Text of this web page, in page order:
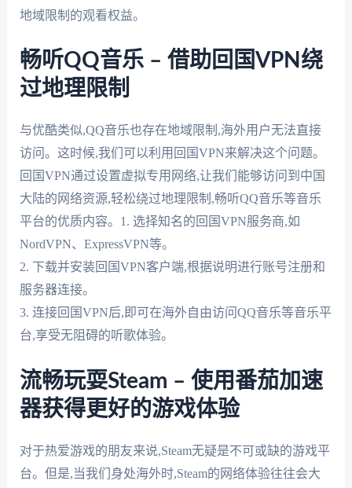
地域限制的观看权益。
畅听QQ音乐 – 借助回国VPN绕
过地理限制
与优酷类似,QQ音乐也存在地域限制,海外用户无法直接
访问。这时候,我们可以利用回国VPN来解决这个问题。
回国VPN通过设置虚拟专用网络,让我们能够访问到中国
大陆的网络资源,轻松绕过地理限制,畅听QQ音乐等音乐
平台的优质内容。1. 选择知名的回国VPN服务商,如
NordVPN、ExpressVPN等。
2. 下载并安装回国VPN客户端,根据说明进行账号注册和
服务器连接。
3. 连接回国VPN后,即可在海外自由访问QQ音乐等音乐平
台,享受无阻碍的听歌体验。
流畅玩耍Steam – 使用番茄加速
器获得更好的游戏体验
对于热爱游戏的朋友来说,Steam无疑是不可或缺的游戏平
台。但是,当我们身处海外时,Steam的网络体验往往会大